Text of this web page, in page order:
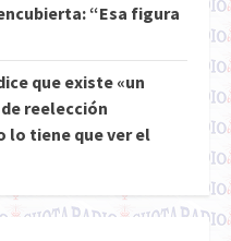
“Esa figura
que existe «un
reelección
lo tiene que ver el